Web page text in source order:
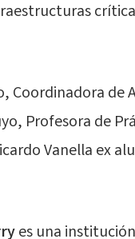
Coordinadora de
Profesora de
Vanella ex
es una